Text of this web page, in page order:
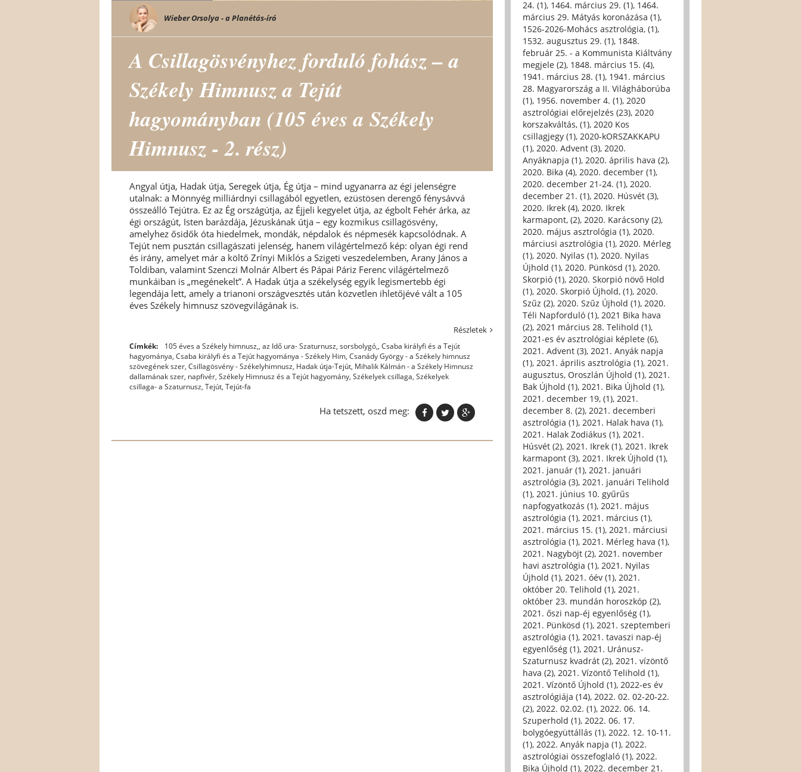
Wieber Orsolya - a Planétás-író
A Csillagösvényhez forduló fohász – a
Székely Himnusz a Tejút
hagyományban (105 éves a Székely
Himnusz - 2. rész)
Angyal útja, Hadak útja, Seregek útja, Ég útja – mind ugyanarra az égi jelenségre
utalnak: a Mönnyég milliárdnyi csillagából egyetlen, ezüstösen derengő fénysávvá
összeálló Tejútra. Ez az Ég országútja, az Éjjeli kegyelet útja, az égbolt Fehér árka, az
égi országút, Isten barázdája, Jézuskának útja – egy kozmikus csillagösvény,
amelyhez ősidők óta hiedelmek, mondák, népdalok és népmesék kapcsolódnak. A
Tejút nem pusztán csillagászati jelenség, hanem világértelmező kép: olyan égi rend
és irány, amelyet már a költő Zrínyi Miklós a Szigeti veszedelemben, Arany János a
Toldiban, valamint Szenczi Molnár Albert és Pápai Páriz Ferenc világértelmező
munkáiban is „megénekelt”. A Hadak útja a székelység egyik legismertebb égi
legendája lett, amely a trianoni országvesztés után közvetlen ihletőjévé vált a 105
éves Székely himnusz szövegvilágának is.
Részletek
Címkék: 105 éves a Székely himnusz,, az Idő ura- Szaturnusz, sorsbolygó,, Csaba királyfi és a Tejút
hagyománya, Csaba királyfi és a Tejút hagyománya - Székely Him, Csanády György - a Székely himnusz
szövegének szer, Csillagösvény - Székelyhimnusz, Hadak útja-Tejút, Mihalik Kálmán - a Székely Himnusz
dallamának szer, napfivér, Székely Himnusz és a Tejút hagyomány, Székelyek csillaga, Székelyek
csillaga- a Szaturnusz, Tejút, Tejút-fa
Ha tetszett, oszd meg:
24. (1), 1464. március 29. (1), 1464.
március 29. Mátyás koronázása (1),
1526-2026-Mohács asztrológia, (1),
1532. augusztus 29. (1), 1848.
február 25. - a Kommunista Kiáltvány
megjele (2), 1848. március 15. (4),
1941. március 28. (1), 1941. március
28. Magyarország a II. Világháborúba
(1), 1956. november 4. (1), 2020
asztrológiai előrejelzés (23), 2020
korszakváltás, (1), 2020 Kos
csillagjegy (1), 2020-kORSZAKKAPU
(1), 2020. Advent (3), 2020.
Anyáknapja (1), 2020. április hava (2),
2020. Bika (4), 2020. december (1),
2020. december 21-24. (1), 2020.
december 21. (1), 2020. Húsvét (3),
2020. Ikrek (4), 2020. Ikrek
karmapont, (2), 2020. Karácsony (2),
2020. május asztrológia (1), 2020.
márciusi asztrológia (1), 2020. Mérleg
(1), 2020. Nyilas (1), 2020. Nyilas
Újhold (1), 2020. Pünkösd (1), 2020.
Skorpió (1), 2020. Skorpió növő Hold
(1), 2020. Skorpió Újhold, (1), 2020.
Szűz (2), 2020. Szűz Újhold (1), 2020.
Téli Napforduló (1), 2021 Bika hava
(2), 2021 március 28. Telihold (1),
2021-es év asztrológiai képlete (6),
2021. Advent (3), 2021. Anyák napja
(1), 2021. április asztrológia (1), 2021.
augusztus, Oroszlán Újhold (1), 2021.
Bak Újhold (1), 2021. Bika Újhold (1),
2021. december 19, (1), 2021.
december 8. (2), 2021. decemberi
asztrológia (1), 2021. Halak hava (1),
2021. Halak Zodiákus (1), 2021.
Húsvét (2), 2021. Ikrek (1), 2021. Ikrek
karmapont (3), 2021. Ikrek Újhold (1),
2021. január (1), 2021. januári
asztrológia (3), 2021. januári Telihold
(1), 2021. június 10. gyűrűs
napfogyatkozás (1), 2021. május
asztrológia (1), 2021. március (1),
2021. március 15. (1), 2021. márciusi
asztrológia (1), 2021. Mérleg hava (1),
2021. Nagyböjt (2), 2021. november
havi asztrológia (1), 2021. Nyilas
Újhold (1), 2021. óév (1), 2021.
október 20. Telihold (1), 2021.
október 23. mundán horoszkóp (2),
2021. őszi nap-éj egyenlőség (1),
2021. Pünkösd (1), 2021. szeptemberi
asztrológia (1), 2021. tavaszi nap-éj
egyenlőség (1), 2021. Uránusz-
Szaturnusz kvadrát (2), 2021. vízöntő
hava (2), 2021. Vízöntő Telihold (1),
2021. Vízöntő Újhold (1), 2022-es év
asztrológiája (14), 2022. 02. 02-20-22.
(2), 2022. 02.02. (1), 2022. 06. 14.
Szuperhold (1), 2022. 06. 17.
bolygóegyüttállás (1), 2022. 12. 10-11.
(1), 2022. Anyák napja (1), 2022.
asztrológiai összefoglaló (1), 2022.
Bika Újhold (1), 2022. december 21.